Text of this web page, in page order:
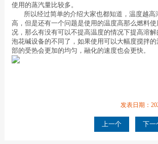
使用的蒸汽量比较多。
所以经过简单的介绍大家也都知道，温度越高
高，但是还有一个问题是使用的温度高那么燃料
况，那么有没有可以不提高温度的情况下提高溶
泡花碱设备的不同了，如果使用可以大幅度搅拌
部的受热会更加的均匀，融化的速度也会更快。
发表日期：
上一个 下一